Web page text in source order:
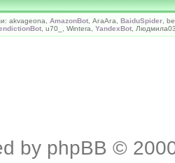
akvageona, AmazonBot , АгаАга, BaiduSpider ,
, u70_, Wintera, YandexBot ,
by phpBB ©